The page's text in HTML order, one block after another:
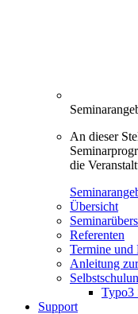
An dieser
die
Übersicht
Referenten
Termine und
Anleitung
Typo3
Support